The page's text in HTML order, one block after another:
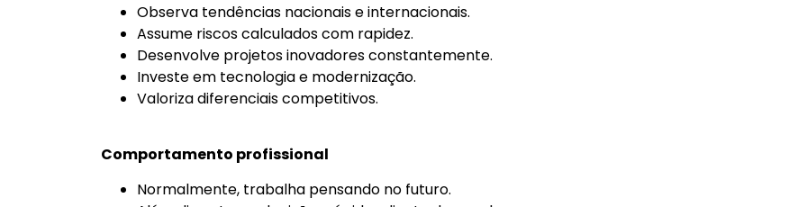
Observa tendências nacionais e internacionais.
Assume riscos calculados com rapidez.
Desenvolve projetos inovadores constantemente.
Investe em tecnologia e modernização.
Valoriza diferenciais competitivos.
Comportamento profissional
Normalmente, trabalha pensando no futuro.